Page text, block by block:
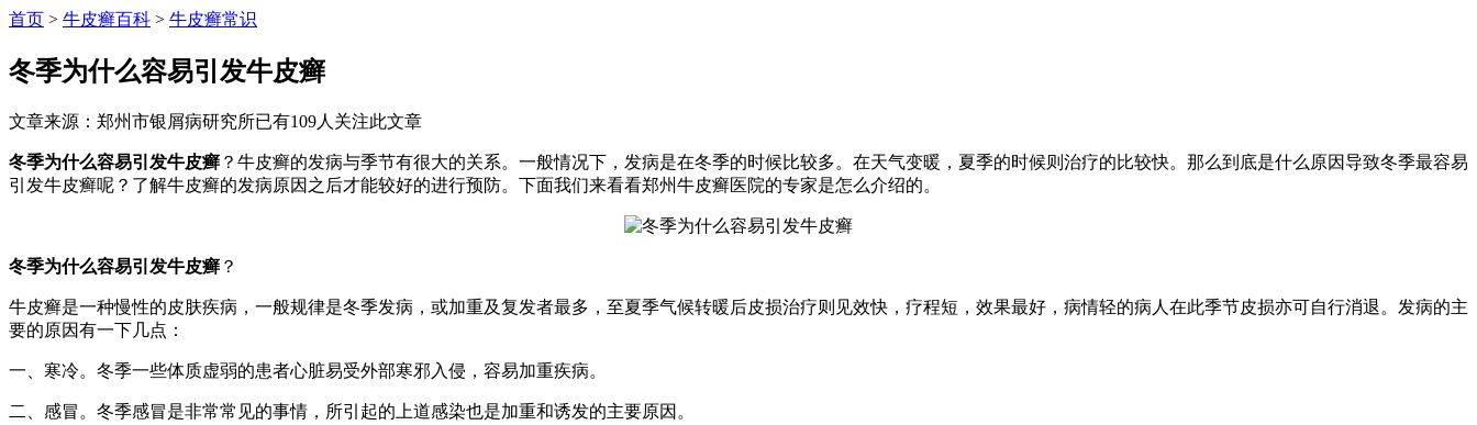
首页 > 牛皮癣百科 > 牛皮癣常识
冬季为什么容易引发牛皮癣
文章来源：郑州市银屑病研究所已有109人关注此文章
冬季为什么容易引发牛皮癣 ？牛皮癣的发病与季节有很大的关系。一般情况下，发病是在冬季的时候比较多。在天气变暖，夏季的时候则治疗的比较快。那么到底是什么原因导致冬季最容易
引发牛皮癣呢？了解牛皮癣的发病原因之后才能较好的进行预防。下面我们来看看郑州牛皮癣医院的专家是怎么介绍的。
冬季为什么容易引发牛皮癣 ？
牛皮癣是一种慢性的皮肤疾病，一般规律是冬季发病，或加重及复发者最多，至夏季气候转暖后皮损治疗则见效快，疗程短，效果最好，病情轻的病人在此季节皮损亦可自行消退。发病的主
要的原因有一下几点：
一、寒冷。冬季一些体质虚弱的患者心脏易受外部寒邪入侵，容易加重疾病。
二、感冒。冬季感冒是非常常见的事情，所引起的上道感染也是加重和诱发的主要原因。